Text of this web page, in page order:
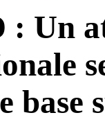
Un
base